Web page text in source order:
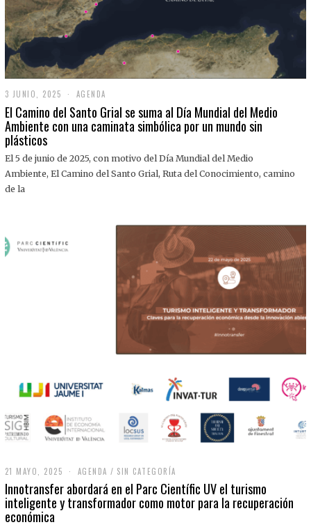
3 JUNIO, 2025
J
U
N
,
0
AGENDA
El Camino del Santo Grial se suma al Día Mundial del Medio
Ambiente con una caminata simbólica por un mundo sin
plásticos
El 5 de junio de 2025, con motivo del Día Mundial del Medio
Ambiente, El Camino del Santo Grial, Ruta del Conocimiento, camino
de la
21 MAYO, 2025
M
A
Y
AGENDA / SIN CATEGORÍA
Innotransfer abordará en el Parc Científic UV el turismo
inteligente y transformador como motor para la recuperación
económica